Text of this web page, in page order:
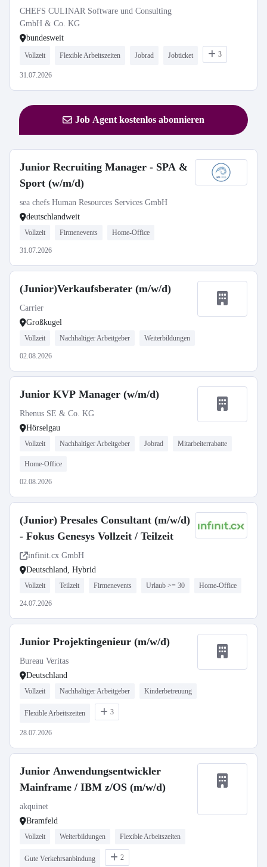
CHEFS CULINAR Software und Consulting
GmbH & Co. KG
bundesweit
Vollzeit Flexible Arbeitszeiten Jobrad Jobticket 3
31.07.2026
Job Agent kostenlos abonnieren
Junior Recruiting Manager - SPA &
Sport (w/m/d)
sea chefs Human Resources Services GmbH
deutschlandweit
Vollzeit Firmenevents Home-Office
31.07.2026
(Junior)Verkaufsberater (m/w/d)
Carrier
Großkugel
Vollzeit Nachhaltiger Arbeitgeber Weiterbildungen
02.08.2026
Junior KVP Manager (w/m/d)
Rhenus SE & Co. KG
Hörselgau
Vollzeit Nachhaltiger Arbeitgeber Jobrad Mitarbeiterrabatte
Home-Office
02.08.2026
(Junior) Presales Consultant (m/w/d)
- Fokus Genesys Vollzeit / Teilzeit
infinit.cx GmbH
Deutschland, Hybrid
Vollzeit Teilzeit Firmenevents Urlaub >= 30 Home-Office
24.07.2026
Junior Projektingenieur (m/w/d)
Bureau Veritas
Deutschland
Vollzeit Nachhaltiger Arbeitgeber Kinderbetreuung
Flexible Arbeitszeiten 3
28.07.2026
Junior Anwendungsentwickler
Mainframe / IBM z/OS (m/w/d)
akquinet
Bramfeld
Vollzeit Weiterbildungen Flexible Arbeitszeiten
Gute Verkehrsanbindung 2